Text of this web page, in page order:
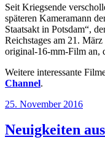
Seit Kriegsende
späteren Kameramann
Staatsakt in Potsdam“,
Reichstages am 21.
original-16-mm-Film an,
Weitere interessante
Channel.
Veröffentlicht
25. November 2016
Neuigkeiten